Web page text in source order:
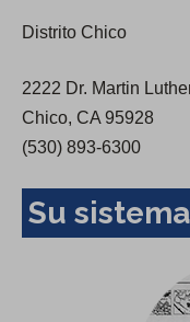
Distrito Chico
2222 Dr. Martin
Chico, CA 95928
(530) 893-6300
Su